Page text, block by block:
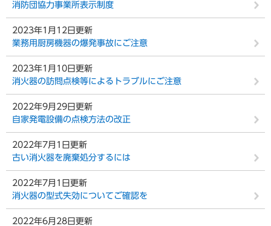
消防団協力事業所表示制度
2023年1月12日更新
業務用厨房機器の爆発事故にご注意
2023年1月10日更新
消火器の訪問点検等によるトラブルにご注意
2022年9月29日更新
自家発電設備の点検方法の改正
2022年7月1日更新
古い消火器を廃棄処分するには
2022年7月1日更新
消火器の型式失効についてご確認を
2022年6月28日更新